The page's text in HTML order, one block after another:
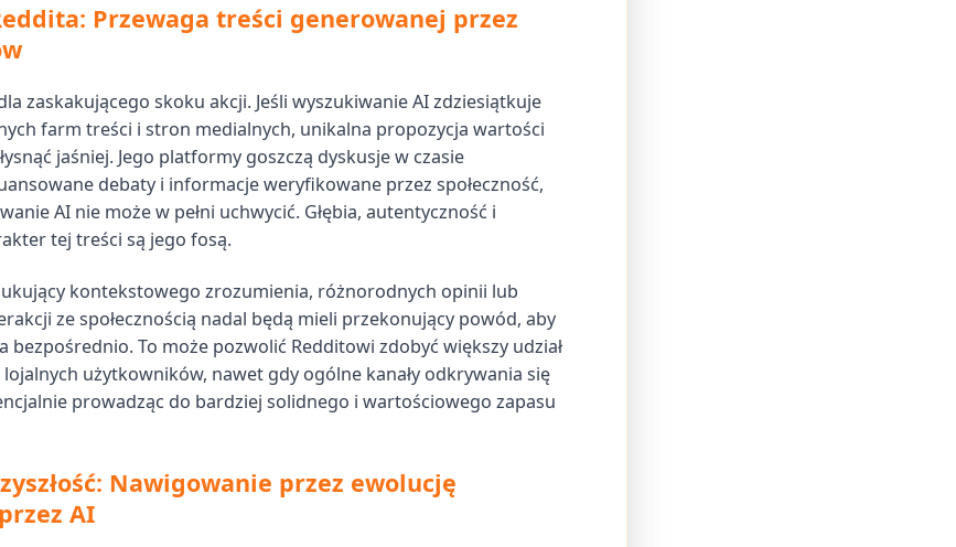
Przewaga treści generowanej przez
zaskakującego skoku akcji. Jeśli wyszukiwanie AI zdziesiątkuje
farm treści i stron medialnych, unikalna propozycja wartości
jaśniej. Jego platformy goszczą dyskusje w czasie
debaty i informacje weryfikowane przez społeczność,
AI nie może w pełni uchwycić. Głębia, autentyczność i
tej treści są jego fosą.
kontekstowego zrozumienia, różnorodnych opinii lub
ze społecznością nadal będą mieli przekonujący powód, aby
bezpośrednio. To może pozwolić Redditowi zdobyć większy udział
użytkowników, nawet gdy ogólne kanały odkrywania się
prowadząc do bardziej solidnego i wartościowego zapasu
Nawigowanie przez ewolucję
AI